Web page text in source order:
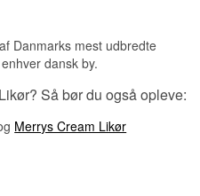
Danmarks mest udbredte
dansk by.
Så bør du også opleve:
Merrys Cream Likør